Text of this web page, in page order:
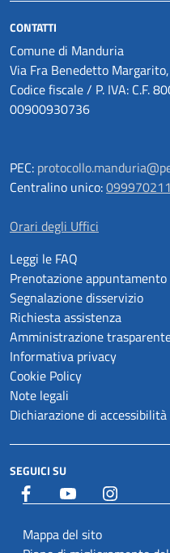
CONTATTI
Comune di Manduria
Via Fra Benedetto
Codice fiscale / P. IVA: C.F.
00900930736
PEC:
Centralino unico:
Orari degli Uffici
Leggi le FAQ
Prenotazione appuntamento
Segnalazione disservizio
Richiesta assistenza
Amministrazione
Informativa privacy
Cookie Policy
Note legali
Dichiarazione di accessibilità
SEGUICI SU
Facebook YouTube
Mappa del sito